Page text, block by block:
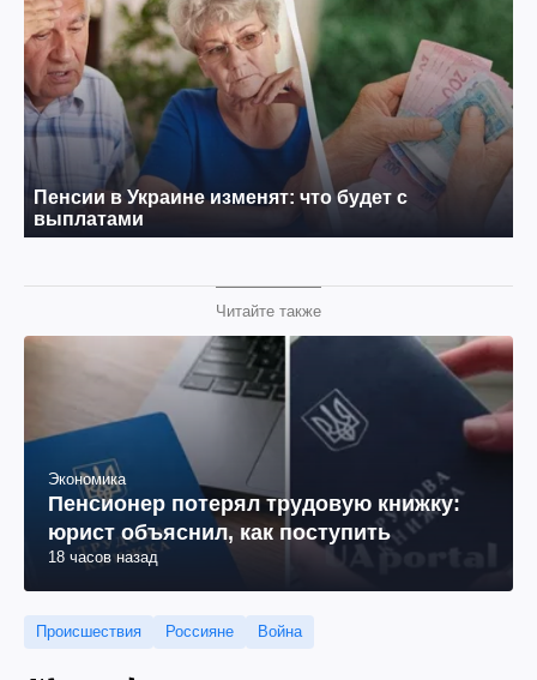
Читайте также
Экономика
Пенсионер потерял трудовую книжку:
юрист объяснил, как поступить
18 часов назад
Происшествия Россияне Война